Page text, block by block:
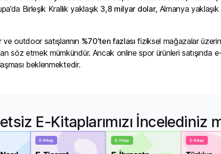
Birleşik Krallık yaklaşık 3,8 milyar dolar, Almanya yaklaşık
outdoor satışlarının %70’ten fazlası fiziksel mağazalar
söz etmek mümkündür. Ancak online spor ürünleri satışında
beklenmektedir.
E-Kitaplarımızı İncelediniz